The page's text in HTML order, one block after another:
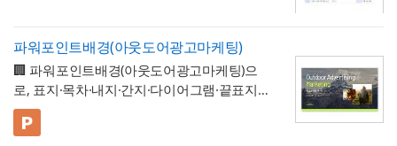
정" 등 적정 수준으로 기재하는 것이 일반적이
며, 필요한 경우에만 구체적인 사유를 명시하
는 것이 좋습니다. 이 확인서를 발급한 이후에
는 반드시 4대보험 관련 신고(납부예외 신청
등)가 함께 이루어졌는지 확인하고, 급여대장
두 명확히 인지하고 있어야 합니다.
고란에 그 사유를 구체적으로 남겨, 나중에 왜
수량 차이가 발생했는지 근거를 확인할 수 있
도록 하는 것이 중요합니다. 특이사항란에는
배선 등)과 그에 대한 처리 결과를 함께 기록
개선 과제를 하나의 표준 양식으로 통일 관리
가능
- 현황 및 문제점 섹션을 현황과 문제점으로
나누어 구성해, 단순 현상 나열이 아니라
개선이 필요한지 논리적 인과관계를 명확히
제시
- 개선 목표와 기대효과를 구분해, 무엇을 이
룰 것인지(목표)와 그 결과 무엇이 좋아지는지
(효과)를 별도로 서술함으로써 보고받는 결재
권자가
- 단계별 실행 계획표에 담당자와 주차별 일정
(0월0주~0월0주)을 매트릭스 형태로 배치해,
파워포인트배경(아웃도어광고마케팅)
🏢 파워포인트배경(아웃도어광고마케팅)으
로, 표지·목차·내지·간지·다이어그램·끝표지로
구성된 비즈니스 프레젠테이션 템플릿입니
다. 블랙 배경과 강렬한 라임그린 포인트 컬러
💡 사용 꿀팁